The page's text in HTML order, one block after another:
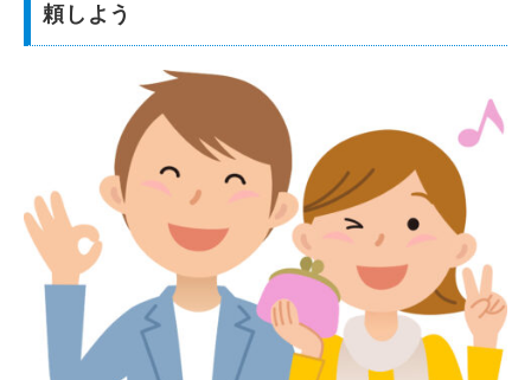
頼しよう